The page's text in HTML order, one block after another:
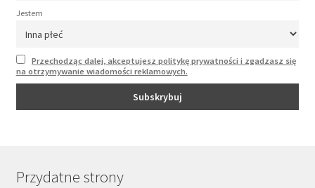
Jestem
Przechodząc dalej, akceptujesz politykę prywatności i zgadzasz się
na otrzymywanie wiadomości reklamowych.
Przydatne strony